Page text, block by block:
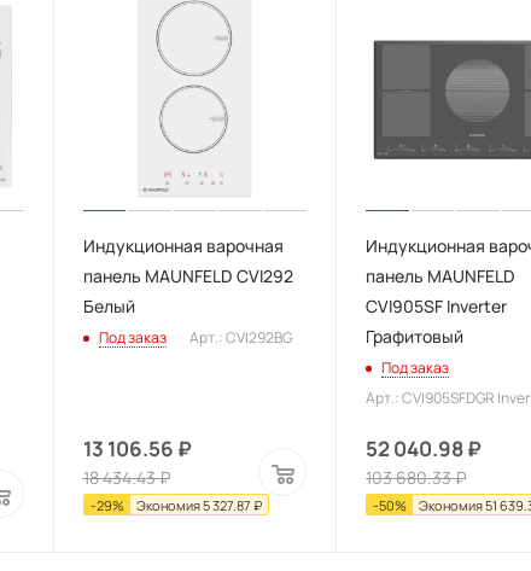
Индукционная варочная
панель MAUNFELD CVI292
Белый
Под заказ Арт.: CVI292BG
13 106.56 ₽
18 434.43₽
-29% Экономия5 327.87 ₽
Индукционная
панель MAUNFELD
CVI905SF Inverter
Графитовый
Под заказ
Арт.: CVI905SFDGR
52 040.98₽
103 680.33₽
-50% Экономия51